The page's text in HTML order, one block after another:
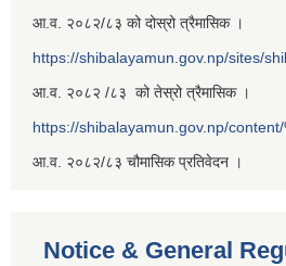
आ.व. २०८२/८३ को दोस्रो त्रैमासिक ।
https://shibalayamun.gov.np/sites/
आ.व. २०८२ /८३ को तेस्रो त्रैमासिक ।
https://shibalayamun.gov.np/
आ.व. २०८२/८३ चौमासिक प्रतिवेदन ।
Notice & General